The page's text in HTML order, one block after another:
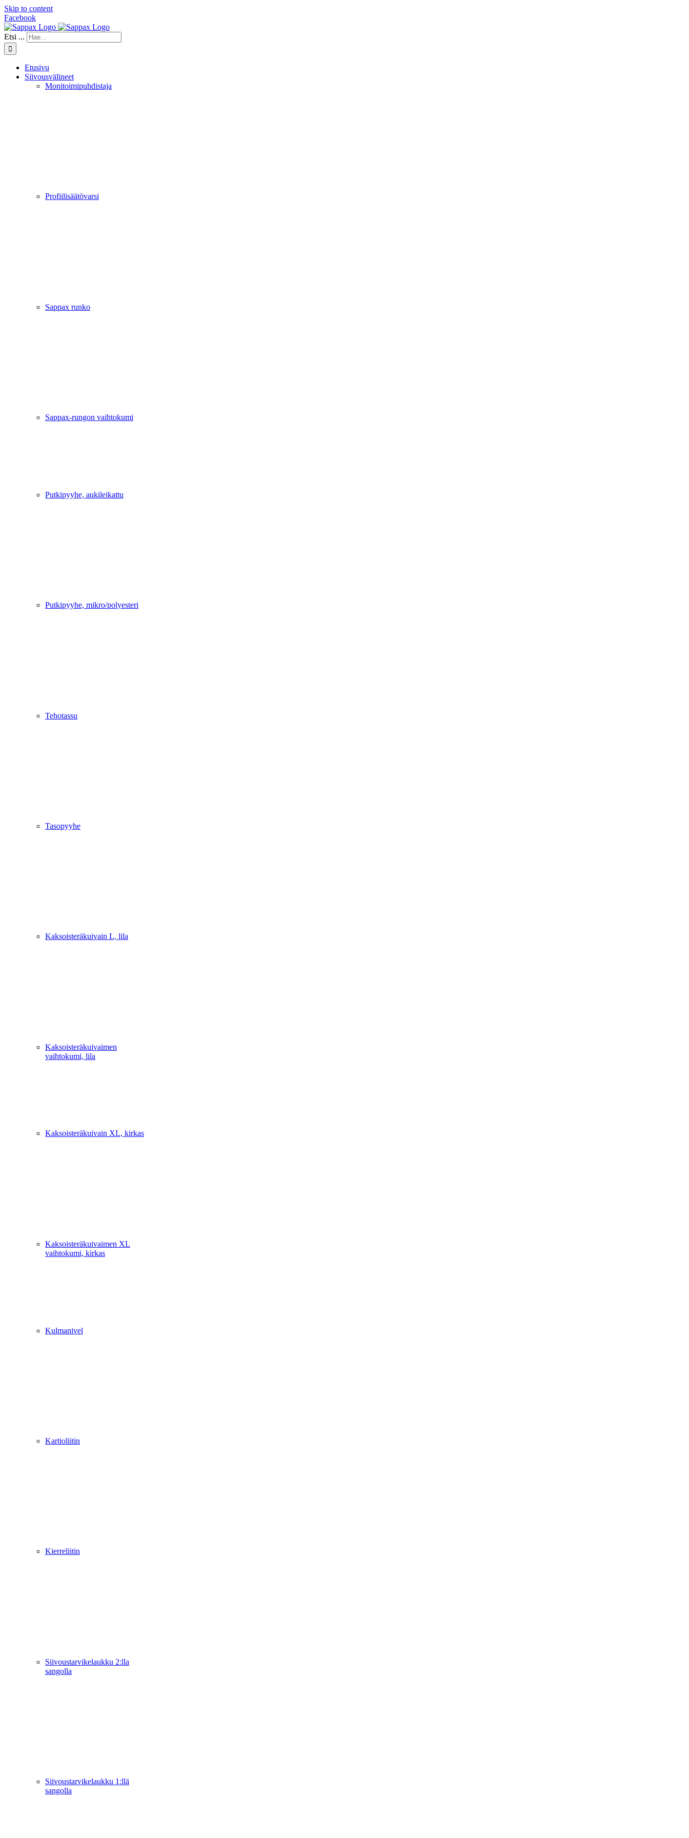
Skip to content
Facebook
Etsi ...
Etusivu
Siivousvälineet
Monitoimipuhdistaja
Profiilisäätövarsi
Sappax runko
Sappax-rungon vaihtokumi
Putkipyyhe, aukileikattu
Putkipyyhe, mikro/polyesteri
Tehotassu
Tasopyyhe
Kaksoisteräkuivain L, lila
Kaksoisteräkuivaimen
vaihtokumi, lila
Kaksoisteräkuivain XL, kirkas
Kaksoisteräkuivaimen XL
vaihtokumi, kirkas
Kulmanivel
Kartioliitin
Kierreliitin
Siivoustarvikelaukku 2:lla
sangolla
Siivoustarvikelaukku 1:llä
sangolla